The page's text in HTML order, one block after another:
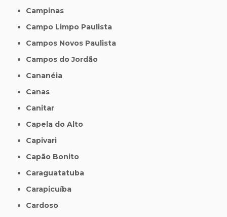
Campinas
Campo Limpo Paulista
Campos Novos Paulista
Campos do Jordão
Cananéia
Canas
Canitar
Capela do Alto
Capivari
Capão Bonito
Caraguatatuba
Carapicuíba
Cardoso